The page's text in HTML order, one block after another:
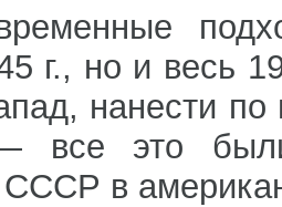
г., но и весь
нанести
все это были
СССР в